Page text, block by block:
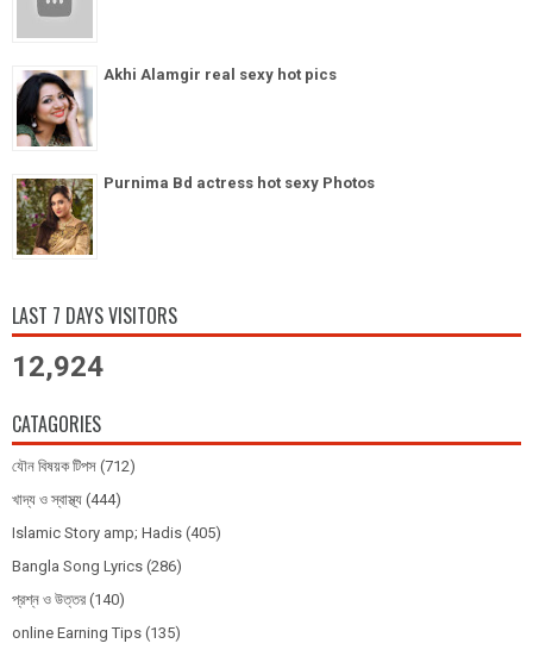
Akhi Alamgir real sexy hot pics
Purnima Bd actress hot sexy Photos
LAST 7 DAYS VISITORS
12,924
CATAGORIES
যৌন বিষয়ক টিপস (712)
খাদ্য ও স্বাস্থ্য (444)
Islamic Story amp; Hadis (405)
Bangla Song Lyrics (286)
প্রশ্ন ও উত্তর (140)
online Earning Tips (135)